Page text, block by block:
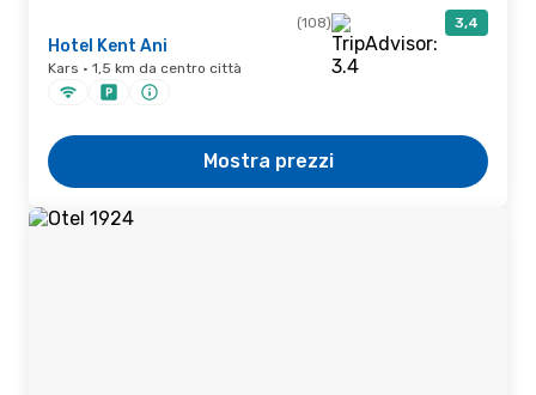
(108) 3,4
Hotel Kent Ani
Kars · 1,5 km da centro città
Mostra prezzi